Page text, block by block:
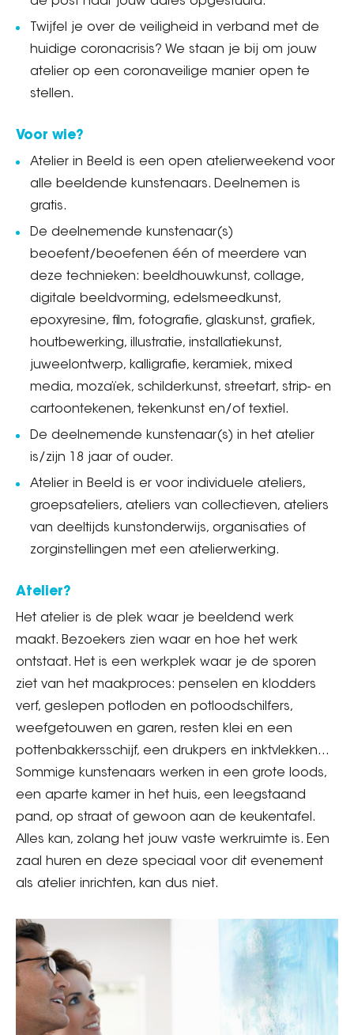
Twijfel je over de veiligheid in verband met de
huidige coronacrisis? We staan je bij om jouw
atelier op een coronaveilige manier open te
stellen.
Voor wie?
Atelier in Beeld is een open atelierweekend voor
alle beeldende kunstenaars. Deelnemen is
gratis.
De deelnemende kunstenaar(s)
beoefent/beoefenen één of meerdere van
deze technieken: beeldhouwkunst, collage,
digitale beeldvorming, edelsmeedkunst,
epoxyresine, film, fotografie, glaskunst, grafiek,
houtbewerking, illustratie, installatiekunst,
juweelontwerp, kalligrafie, keramiek, mixed
media, mozaïek, schilderkunst, streetart, strip- en
cartoontekenen, tekenkunst en/of textiel.
De deelnemende kunstenaar(s) in het atelier
is/zijn 18 jaar of ouder.
Atelier in Beeld is er voor individuele ateliers,
groepsateliers, ateliers van collectieven, ateliers
van deeltijds kunstonderwijs, organisaties of
zorginstellingen met een atelierwerking.
Atelier?
Het atelier is de plek waar je beeldend werk
maakt. Bezoekers zien waar en hoe het werk
ontstaat. Het is een werkplek waar je de sporen
ziet van het maakproces: penselen en klodders
verf, geslepen potloden en potloodschilfers,
weefgetouwen en garen, resten klei en een
pottenbakkersschijf, een drukpers en inktvlekken…
Sommige kunstenaars werken in een grote loods,
een aparte kamer in het huis, een leegstaand
pand, op straat of gewoon aan de keukentafel.
Alles kan, zolang het jouw vaste werkruimte is. Een
zaal huren en deze speciaal voor dit evenement
als atelier inrichten, kan dus niet.